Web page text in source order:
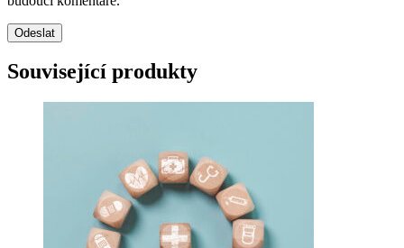
Související produkty